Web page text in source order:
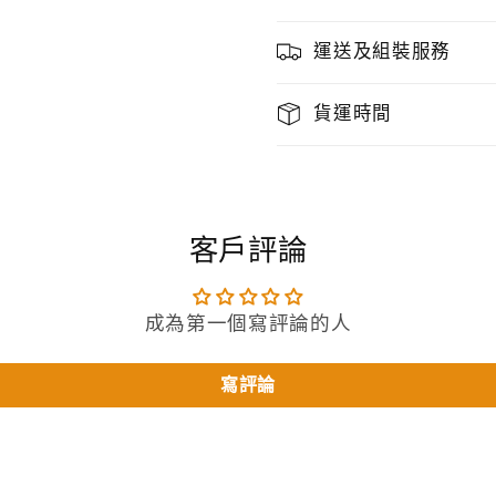
運送及組裝服務
貨運時間
客戶評論
成為第一個寫評論的人
寫評論